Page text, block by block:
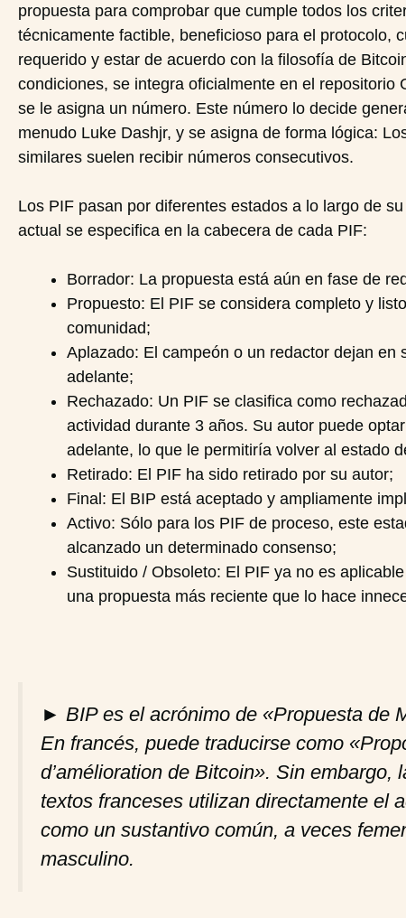
propuesta para comprobar que cumple todos los
técnicamente factible, beneficioso para el protocolo,
requerido y estar de acuerdo con la filosofía de
condiciones, se integra oficialmente en el repositorio
se le asigna un número. Este número lo decide
menudo Luke Dashjr, y se asigna de forma lógica:
similares suelen recibir números consecutivos.
Los PIF pasan por diferentes estados a lo largo de
actual se especifica en la cabecera de cada PIF:
Borrador: La propuesta está aún en fase de
Propuesto: El PIF se considera completo y
comunidad;
Aplazado: El campeón o un redactor dejan en
adelante;
Rechazado: Un PIF se clasifica como
actividad durante 3 años. Su autor puede
adelante, lo que le permitiría volver al estado
Retirado: El PIF ha sido retirado por su autor;
Final: El BIP está aceptado y ampliamente
Activo: Sólo para los PIF de proceso, este
alcanzado un determinado consenso;
Sustituido / Obsoleto: El PIF ya no es
una propuesta más reciente que lo hace
► BIP es el acrónimo de «Propuesta de
En francés, puede traducirse como
d’amélioration de Bitcoin». Sin embargo,
textos franceses utilizan directamente el
como un sustantivo común, a veces
masculino.